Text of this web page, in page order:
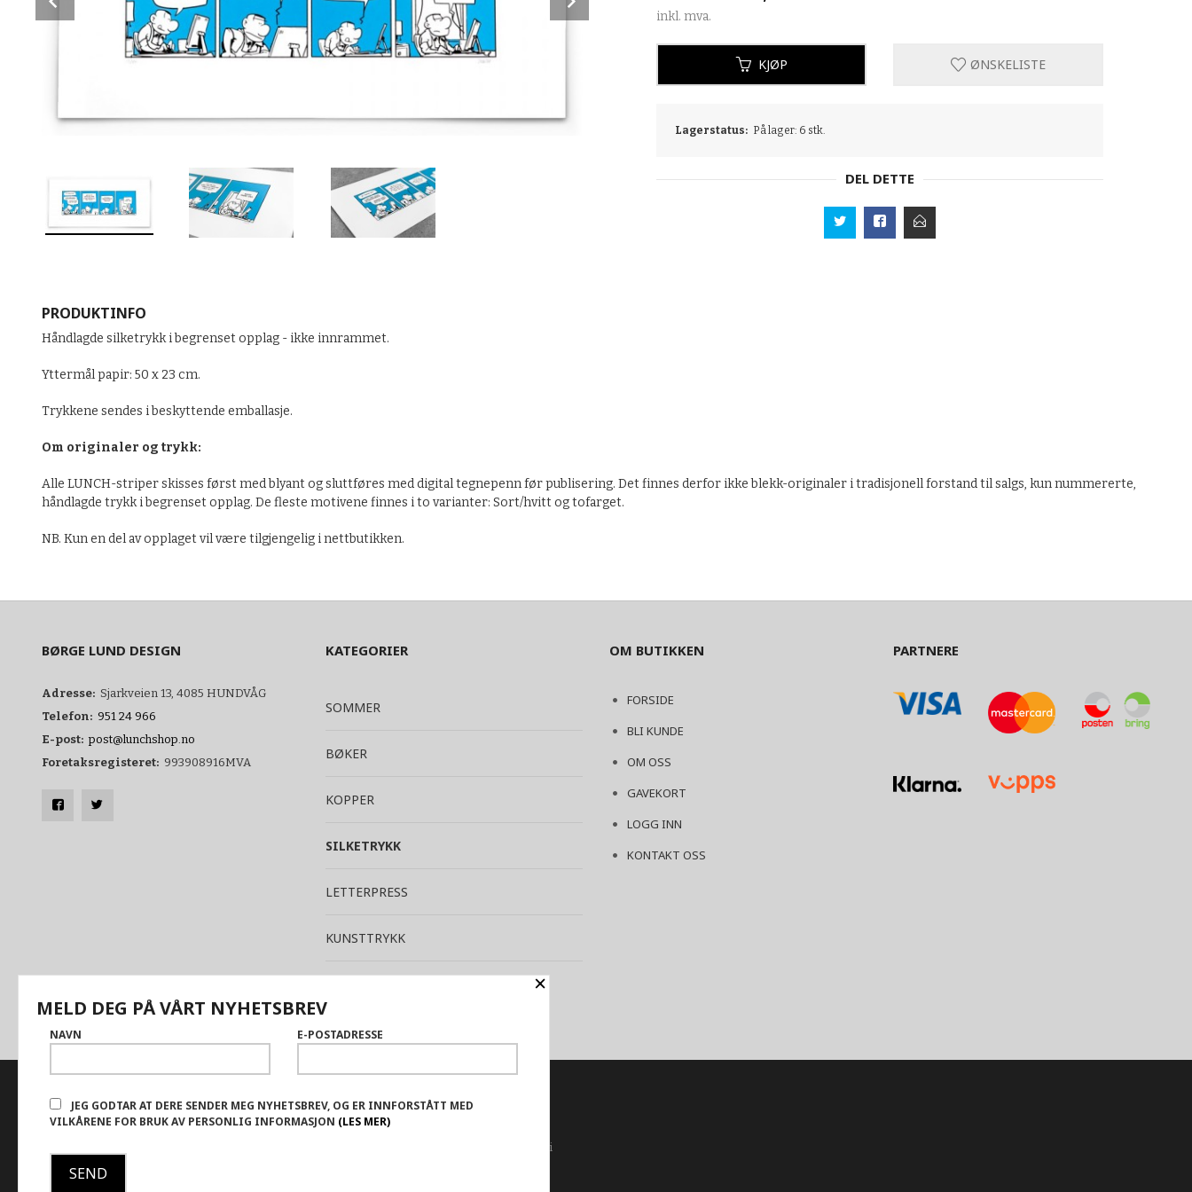
inkl. mva.
KJØP ØNSKELISTE
Lagerstatus: På lager: 6 stk.
DEL DETTE
PRODUKTINFO
Håndlagde silketrykk i begrenset opplag - ikke innrammet.
Yttermål papir: 50 x 23 cm.
Trykkene sendes i beskyttende emballasje.
Om originaler og trykk:
Alle LUNCH-striper skisses først med blyant og sluttføres med digital tegnepenn før publisering. Det finnes derfor ikke blekk-originaler i tradisjonell forstand til salgs, kun nummererte,
håndlagde trykk i begrenset opplag. De fleste motivene finnes i to varianter: Sort/hvitt og tofarget.
NB. Kun en del av opplaget vil være tilgjengelig i nettbutikken.
BØRGE LUND DESIGN
Adresse: Sjarkveien 13, 4085 HUNDVÅG
Telefon: 951 24 966
E-post: post@lunchshop.no
Foretaksregisteret: 993908916MVA
KATEGORIER
SOMMER
BØKER
KOPPER
SILKETRYKK
LETTERPRESS
KUNSTTRYKK
OM BUTIKKEN
FORSIDE
BLI KUNDE
OM OSS
GAVEKORT
LOGG INN
KONTAKT OSS
PARTNERE
Vår nettbutikk bruker cookies slik at du får en bedre kjøpsopplevelse og vi kan yte deg bedre
service. Vi bruker cookies hovedsaklig til å lagre innloggingsdetaljer og huske hva du har puttet i
innstillinger for cookies.
×
MELD DEG PÅ VÅRT NYHETSBREV
NAVN E-POSTADRESSE
JEG GODTAR AT DERE SENDER MEG NYHETSBREV, OG ER INNFORSTÅTT MED
VILKÅRENE FOR BRUK AV PERSONLIG INFORMASJON (LES MER)